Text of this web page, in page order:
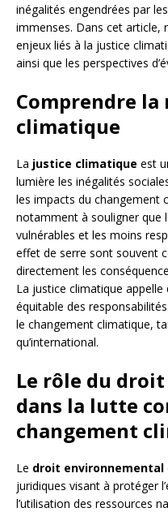
inégalités engendrées par
immenses. Dans cet article,
enjeux liés à la justice
ainsi que les perspectives
Comprendre
climatique
La justice climatique est
lumière les inégalités
les impacts du changement
notamment à souligner que
vulnérables et les moins
effet de serre sont souvent
directement les
La justice climatique
équitable des
le changement climatique,
qu’international.
Le rôle du
dans la lutte
changement
Le droit environnemental
juridiques visant à protéger
l’utilisation des ressources